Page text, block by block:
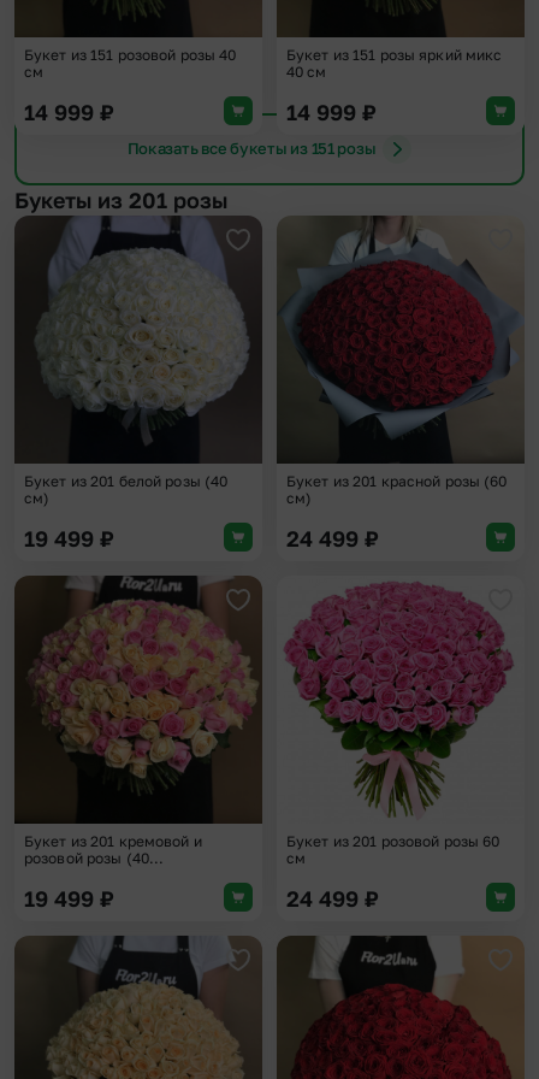
Букет из 151 розовой розы 40
см
14 999 ₽
Букет из 151 розы яркий микс
40 см
14 999 ₽
Показать все букеты из 151 розы
Букеты из 201 розы
Добавить в избранное
Букет из 201 белой розы (40
см)
19 499 ₽
Букет из 201 красной розы (60
см)
24 499 ₽
Добавить в избранное
Букет из 201 кремовой и
розовой розы (40...
19 499 ₽
Букет из 201 розовой розы 60
см
24 499 ₽
Добавить в избранное